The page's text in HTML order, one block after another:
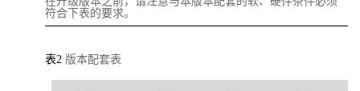
符合下表的要求。
表2 版本配套表